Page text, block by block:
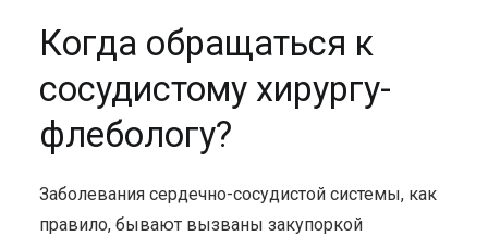
Когда обращаться к
сосудистому хирургу-
флебологу?
Заболевания сердечно-сосудистой системы, как
правило, бывают вызваны закупоркой